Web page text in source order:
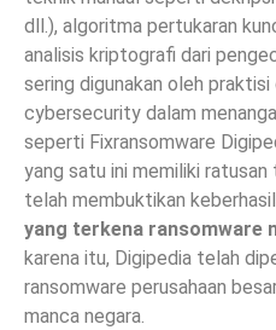
dll.), algoritma pertukaran
analisis kriptografi dari
sering digunakan oleh
cybersecurity dalam
seperti Fixransomware
yang satu ini memiliki
telah membuktikan
yang terkena ransomware
karena itu, Digipedia telah
ransomware perusahaan
manca negara.